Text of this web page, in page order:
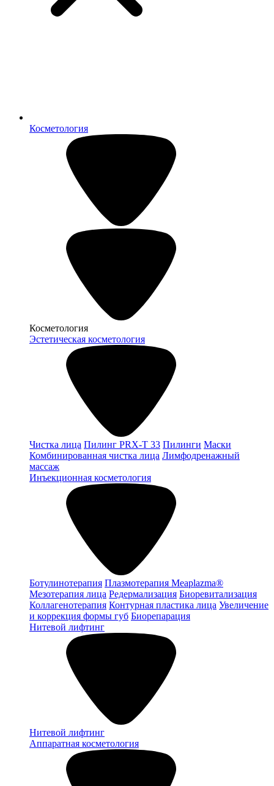
Косметология
Косметология
Эстетическая косметология
Чистка лица Пилинг PRX-T 33 Пилинги Маски
Комбинированная чистка лица Лимфодренажный
массаж
Инъекционная косметология
Ботулинотерапия Плазмотерапия Meaplazma®
Мезотерапия лица Редермализация Биоревитализация
Коллагенотерапия Контурная пластика лица Увеличение
и коррекция формы губ Биорепарация
Нитевой лифтинг
Нитевой лифтинг
Аппаратная косметология